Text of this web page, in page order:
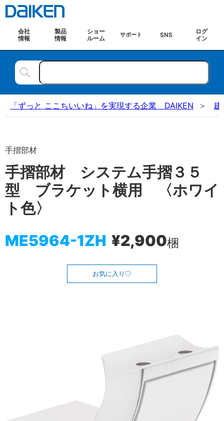
会社
情報
製品
情報
ショー
ルーム
サポート SNS
ログ
イン
「ずっと ここちいいね」を実現する企業 DAIKEN 建
手摺部材
手摺部材 システム手摺３５
型 ブラケット横用 〈ホワイ
ト色〉
ME5964-1ZH ¥2,900梱
お気に入り